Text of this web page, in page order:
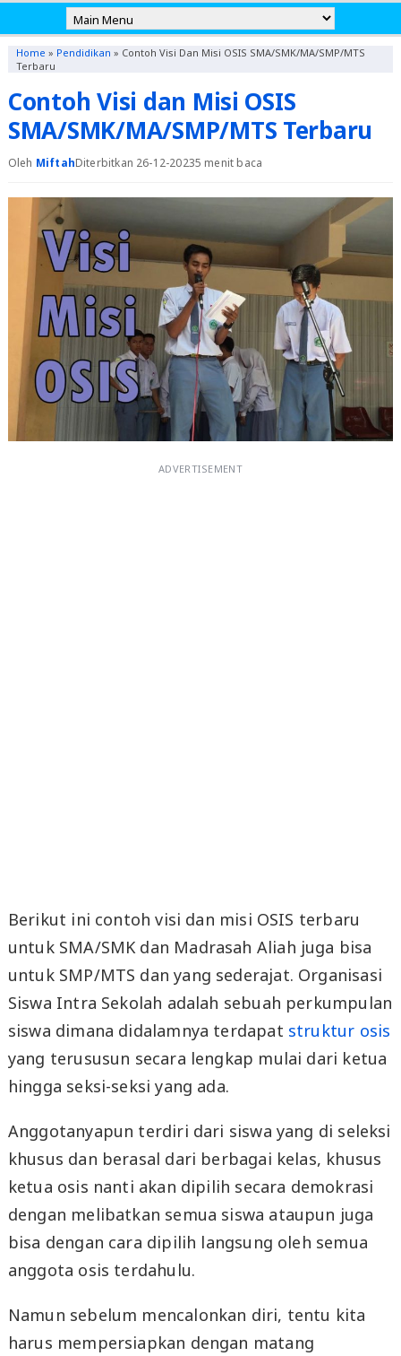
Home » Pendidikan » Contoh Visi Dan Misi OSIS SMA/SMK/MA/SMP/MTS
Terbaru
Contoh Visi dan Misi OSIS
SMA/SMK/MA/SMP/MTS Terbaru
Oleh MiftahDiterbitkan 26-12-20235 menit baca
ADVERTISEMENT
Berikut ini contoh visi dan misi OSIS terbaru
untuk SMA/SMK dan Madrasah Aliah juga bisa
untuk SMP/MTS dan yang sederajat. Organisasi
Siswa Intra Sekolah adalah sebuah perkumpulan
siswa dimana didalamnya terdapat struktur osis
yang terususun secara lengkap mulai dari ketua
hingga seksi-seksi yang ada.
Anggotanyapun terdiri dari siswa yang di seleksi
khusus dan berasal dari berbagai kelas, khusus
ketua osis nanti akan dipilih secara demokrasi
dengan melibatkan semua siswa ataupun juga
bisa dengan cara dipilih langsung oleh semua
anggota osis terdahulu.
Namun sebelum mencalonkan diri, tentu kita
harus mempersiapkan dengan matang